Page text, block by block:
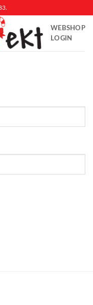
WEBSHOP
LOGIN